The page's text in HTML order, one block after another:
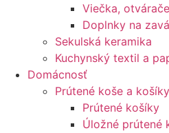
Viečka,
Doplnky na
Sekulská keramika
Kuchynský textil a
Domácnosť
Prútené koše a košíky
Prútené košíky
Úložné prútené